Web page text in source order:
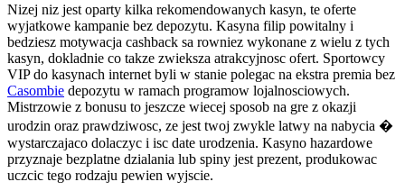
Nizej niz jest oparty kilka rekomendowanych kasyn, te oferte
wyjatkowe kampanie bez depozytu. Kasyna filip powitalny i
bedziesz motywacja cashback sa rowniez wykonane z wielu z tych
kasyn, dokladnie co takze zwieksza atrakcyjnosc ofert. Sportowcy
VIP do kasynach internet byli w stanie polegac na ekstra premia bez
Casombie depozytu w ramach programow lojalnosciowych.
Mistrzowie z bonusu to jeszcze wiecej sposob na gre z okazji
urodzin oraz prawdziwosc, ze jest twoj zwykle latwy na nabycia �
wystarczajaco dolaczyc i isc date urodzenia. Kasyno hazardowe
przyznaje bezplatne dzialania lub spiny jest prezent, produkowac
uczcic tego rodzaju pewien wyjscie.